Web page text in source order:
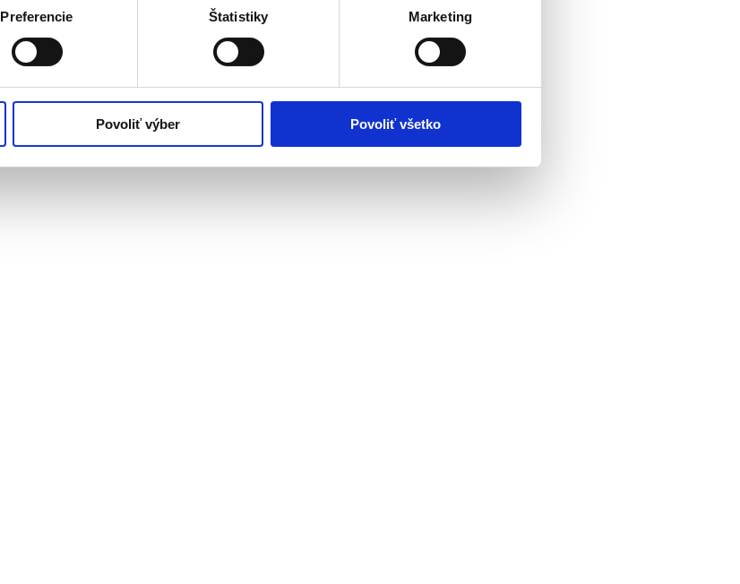
Preferencie Štatistiky Marketing
Povoliť výber Povoliť všetko